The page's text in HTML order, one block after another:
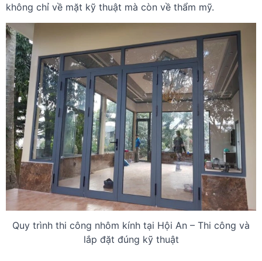
không chỉ về mặt kỹ thuật mà còn về thẩm mỹ.
Quy trình thi công nhôm kính tại Hội An – Thi công và
lắp đặt đúng kỹ thuật